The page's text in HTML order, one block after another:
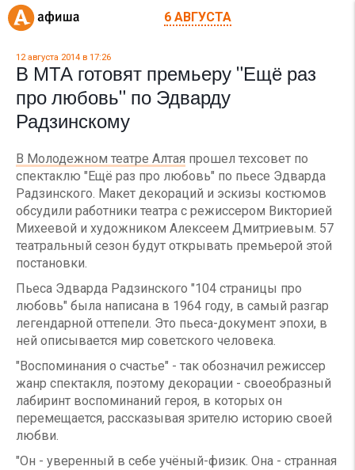
6 АВГУСТА
12 августа 2014 в 17:26
В МТА готовят премьеру "Ещё раз
про любовь" по Эдварду
Радзинскому
В Молодежном театре Алтая прошел техсовет по
спектаклю "Ещё раз про любовь" по пьесе Эдварда
Радзинского. Макет декораций и эскизы костюмов
обсудили работники театра с режиссером Викторией
Михеевой и художником Алексеем Дмитриевым. 57
театральный сезон будут открывать премьерой этой
постановки.
Пьеса Эдварда Радзинского "104 страницы про
любовь" была написана в 1964 году, в самый разгар
легендарной оттепели. Это пьеса-документ эпохи, в
ней описывается мир советского человека.
"Воспоминания о счастье" - так обозначил режиссер
жанр спектакля, поэтому декорации - своеобразный
лабиринт воспоминаний героя, в которых он
перемещается, рассказывая зрителю историю своей
любви.
"Он - уверенный в себе учёный-физик. Она - странная